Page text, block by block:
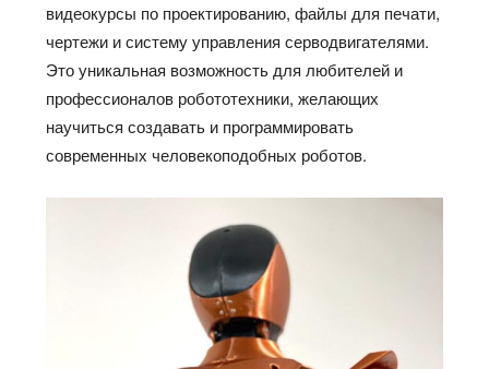
видеокурсы по проектированию, файлы для печати,
чертежи и систему управления серводвигателями.
Это уникальная возможность для любителей и
профессионалов робототехники, желающих
научиться создавать и программировать
современных человекоподобных роботов.